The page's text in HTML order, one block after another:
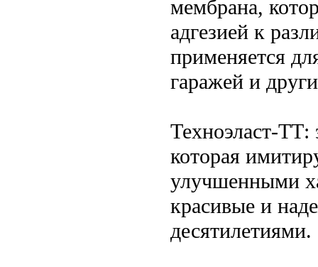
мембрана,
адгезией к
применяется
гаражей и
Техноэласт-ТТ:
которая
улучшенными
красивые и
десятилетиями.